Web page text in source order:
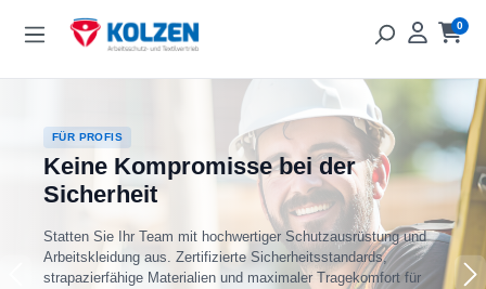
Zum Hauptinhalt springen 0
FÜR PROFIS
Keine Kompromisse bei der
Sicherheit
Statten Sie Ihr Team mit hochwertiger Schutzausrüstung und
Arbeitskleidung aus. Zertifizierte Sicherheitsstandards,
strapazierfähige Materialien und maximaler Tragekomfort für